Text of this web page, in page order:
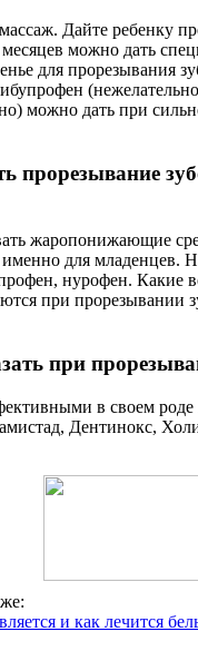
Дайте ребенку
можно дать
для прорезывания
можно дать при
прорезывание
жаропонижающие
для младенцев.
нурофен. Какие
при прорезывании
при
в своем роде
Дентинокс,
и как лечится